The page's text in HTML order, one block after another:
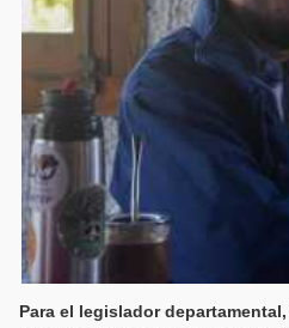
Para el legislador